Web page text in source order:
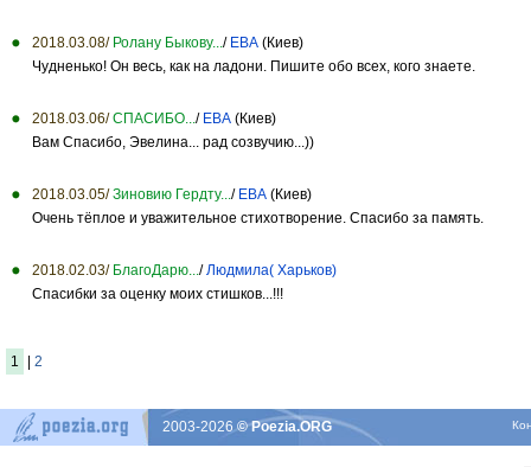
2018.03.08/ Ролану Быкову.../ ЕВА (Киев)
Чудненько! Он весь, как на ладони. Пишите обо всех, кого знаете.
2018.03.06/ СПАСИБО.../ ЕВА (Киев)
Вам Спасибо, Эвелина... рад созвучию...))
2018.03.05/ Зиновию Гердту.../ ЕВА (Киев)
Очень тёплое и уважительное стихотворение. Спасибо за память.
2018.02.03/ БлагоДарю.../Людмила( Харьков)
Спасибки за оценку моих стишков...!!!
1 2
2003-2026© Poezia.ORG